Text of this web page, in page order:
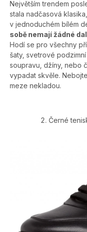
Největším trendem
stala nadčasová
v jednoduchém bílém
sobě nemají žádné
Hodí se pro všechny
šaty, svetrové
soupravu, džíny, nebo
vypadat skvěle.
meze nekladou.
Černé